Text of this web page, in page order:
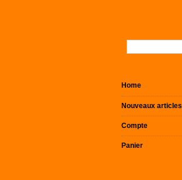
Home
Nouveaux articles
Compte
Panier